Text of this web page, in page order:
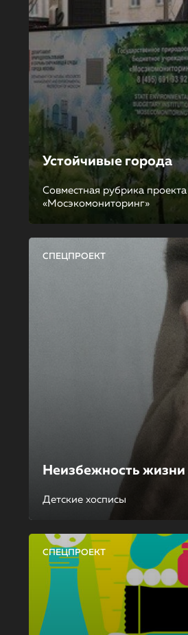
Устойчивые города
Совместная рубрика
«Мосэкомониторинг»
СПЕЦПРОЕКТ
Неизбежность жизни
Детские хосписы
СПЕЦПРОЕКТ